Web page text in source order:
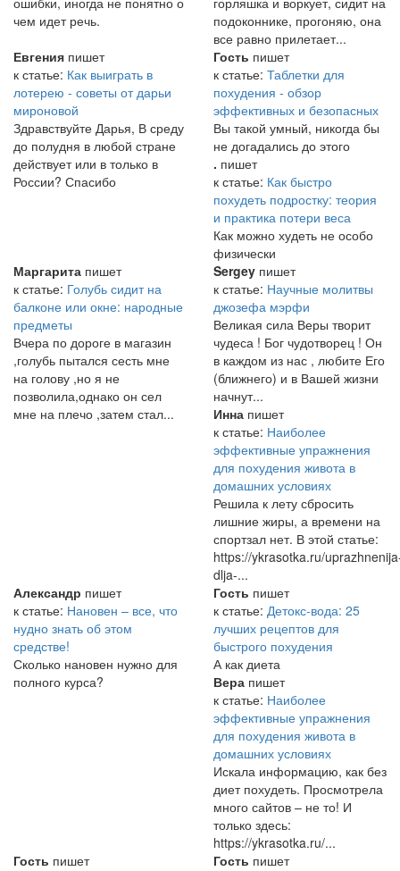
чем идет речь.
подоконнике, прогоняю, она
все равно прилетает...
Евгения пишет
к статье: Как выиграть в
лотерею - советы от дарьи
мироновой
Здравствуйте Дарья, В среду
до полудня в любой стране
действует или в только в
России? Спасибо
Гость пишет
к статье: Таблетки для
похудения - обзор
эффективных и безопасных
Вы такой умный, никогда бы
не догадались до этого
. пишет
к статье: Как быстро
похудеть подростку: теория
и практика потери веса
Как можно худеть не особо
физически
Маргарита пишет
к статье: Голубь сидит на
балконе или окне: народные
предметы
Вчера по дороге в магазин
,голубь пытался сесть мне
на голову ,но я не
позволила,однако он сел
мне на плечо ,затем стал...
Sergey пишет
к статье: Научные молитвы
джозефа мэрфи
Великая сила Веры творит
чудеса ! Бог чудотворец ! Он
в каждом из нас , любите Его
(ближнего) и в Вашей жизни
начнут...
Инна пишет
к статье: Наиболее
эффективные упражнения
для похудения живота в
домашних условиях
Решила к лету сбросить
лишние жиры, а времени на
спортзал нет. В этой статье:
https://ykrasotka.ru/
dlja-...
Александр пишет
к статье: Нановен – все, что
нудно знать об этом
средстве!
Сколько нановен нужно для
полного курса?
Гость пишет
к статье: Детокс-вода: 25
лучших рецептов для
быстрого похудения
А как диета
Вера пишет
к статье: Наиболее
эффективные упражнения
для похудения живота в
домашних условиях
Искала информацию, как без
диет похудеть. Просмотрела
много сайтов – не то! И
только здесь:
https://ykrasotka.ru/...
Гость пишет
Гость пишет